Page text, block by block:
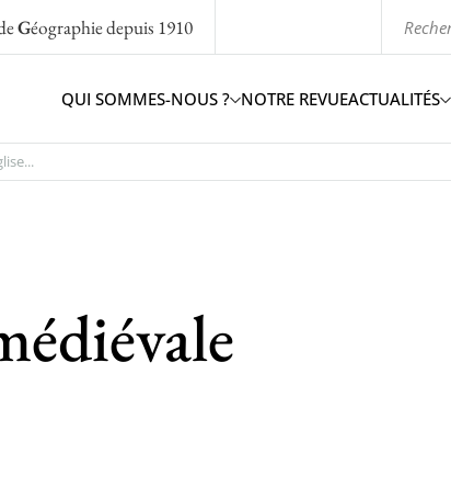
Géographiedepuis 1910
QUI SOMMES-NOUS ? NOTRE REVUEACTUALITÉS